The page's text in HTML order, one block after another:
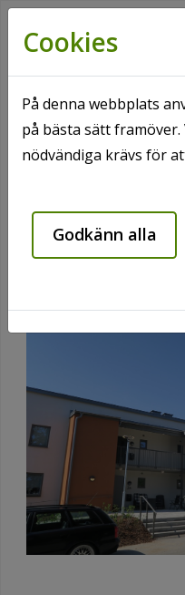
Hem Våra
Skolgatan 3
Cookies
På denna webbplats
på bästa sätt
nödvändiga krävs för
Godkänn alla